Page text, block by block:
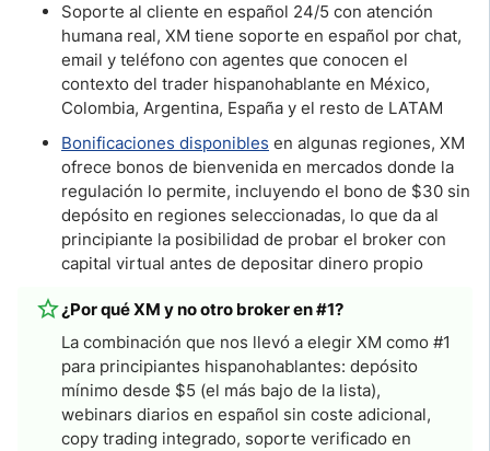
Soporte al cliente en español 24/5 con atención
humana real, XM tiene soporte en español por chat,
email y teléfono con agentes que conocen el
contexto del trader hispanohablante en México,
Colombia, Argentina, España y el resto de LATAM
Bonificaciones disponibles en algunas regiones, XM
ofrece bonos de bienvenida en mercados donde la
regulación lo permite, incluyendo el bono de $30 sin
depósito en regiones seleccionadas, lo que da al
principiante la posibilidad de probar el broker con
capital virtual antes de depositar dinero propio
¿Por qué XM y no otro broker en #1?
La combinación que nos llevó a elegir XM como #1
para principiantes hispanohablantes: depósito
mínimo desde $5 (el más bajo de la lista),
webinars diarios en español sin coste adicional,
copy trading integrado, soporte verificado en